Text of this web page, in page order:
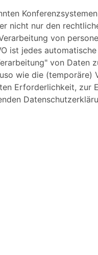
nicht nur den
von
ist jedes
von Daten
wie die (temporäre)
Erforderlichkeit, zur